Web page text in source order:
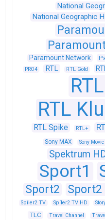
National
National Geographic
Paramount Network
PRO4 RTL RTL Gold
RTL
RTL Spike RTL+
Sony MAX Sony
Spektrum
Sport1
Sport2 Sport2
Spíler2 TV
Spíler2 TV HD
TLC Travel Channel